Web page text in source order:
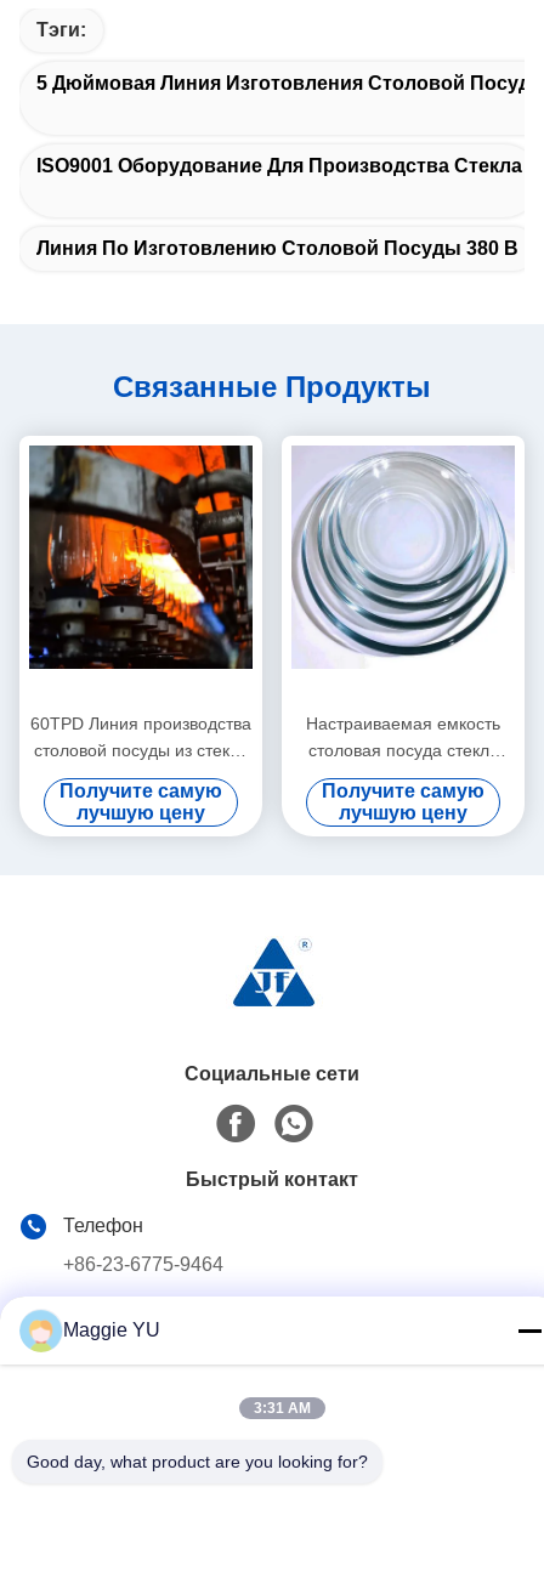
Тэги:
5 Дюймовая Линия Изготовления Столовой
ISO9001 Оборудование Для Производства Стекла
Линия По Изготовлению Столовой Посуды 380 В
Связанные Продукты
60TPD Линия производства
столовой посуды из стекла
Чистый бокал для
повседневного
использования
Получите самую
лучшую цену
Настраиваемая емкость
столовая посуда стекло
прозрачное стекло блюда
миска для домашнего
стекла
Получите самую
лучшую цену
Социальные сети
Быстрый контакт
Телефон
+86-23-6775-9464
4FL, B3 Сатурн Builing, дорога звезды но. 98, новая
Maggie YU
3:31 AM
Good day, what product are you looking for?